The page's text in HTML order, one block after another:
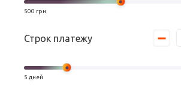
500 грн
Строк платежу
5 дней